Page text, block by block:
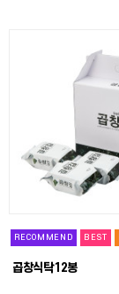
RECOMMEND BEST
곱창식탁12봉